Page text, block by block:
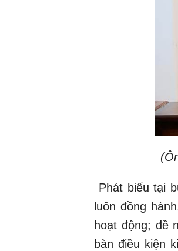
Phát biểu tại
luôn đồng
hoạt động; đề
bàn điều kiện